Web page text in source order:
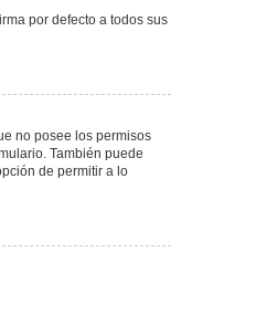
por defecto a todos sus
no posee los permisos
También puede
de permitir a lo